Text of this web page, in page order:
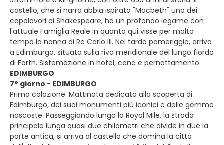
castello, che si narra abbia ispirato "Macbeth" uno dei
capolavori di Shakespeare, ha un profondo legame con
l'attuale Famiglia Reale in quanto qui visse per molto
tempo la nonna di Re Carlo III. Nel tardo pomeriggio, arrivo
a Edimburgo, situata sulla riva meridionale del lungo fiordo
di Forth. Sistemazione in hotel, cena e pernottamento
EDIMBURGO
7° giorno - EDIMBURGO
Prima colazione. Mattinata dedicata alla scoperta di
Edimburgo, dei suoi monumenti più iconici e delle gemme
nascoste. Passeggiando lungo la Royal Mile, la strada
principale lunga quasi due chilometri che divide in due la
parte antica, si arriva al castello che domina la città